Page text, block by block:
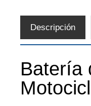
Descripción
Batería